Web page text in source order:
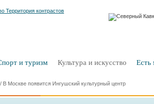
и туризм Культура и искусство Есть
/ В Москве появится Ингушский культурный центр